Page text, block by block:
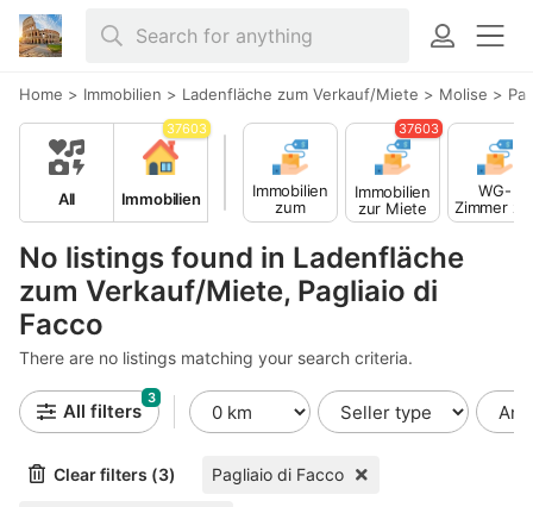
Home > Immobilien > Ladenfläche zum Verkauf/Miete > Molise >
No listings found in Ladenfläche
zum Verkauf/Miete, Pagliaio di
Facco
There are no listings matching your search criteria.
All Immobilien
37603
Immobilien
zum
Verkauf
Immobilien
zur Miete
37603
WG-
Zimmer
Miete
All filters
3
Clear filters (3) Pagliaio di Facco